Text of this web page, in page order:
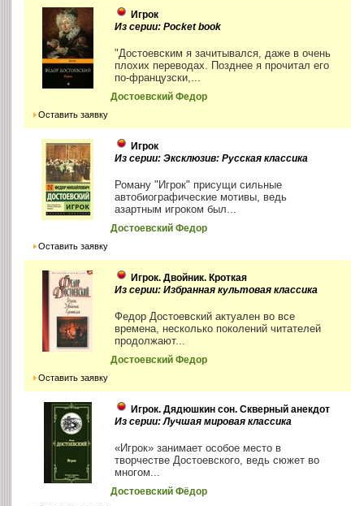
Игрок
Из серии: Pocket book
"Достоевским я зачитывался, даже в очень
плохих переводах. Позднее я прочитал его
по-французски,...
Достоевский Федор
Оставить заявку
Игрок
Из серии: Эксклюзив: Русская классика
Роману "Игрок" присущи сильные
автобиографические мотивы, ведь
азартным игроком был...
Достоевский Федор
Оставить заявку
Игрок. Двойник. Кроткая
Из серии: Избранная культовая классика
Федор Достоевский актуален во все
времена, несколько поколений читателей
продолжают...
Достоевский Федор
Оставить заявку
Игрок. Дядюшкин сон. Скверный анекдот
Из серии: Лучшая мировая классика
«Игрок» занимает особое место в
творчестве Достоевского, ведь сюжет во
многом...
Достоевский Фёдор